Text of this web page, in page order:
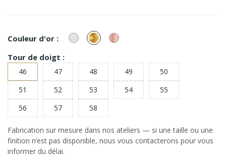
Couleur d'or : or
Blanc
or
Jaune
or
Rose
Tour de doigt :
46 47 48 49
50
51
52 53 54
55
56
57 58
Fabrication sur mesure dans nos ateliers — si une taille ou une
finition n’est pas disponible, nous vous contacterons pour vous
informer du délai.